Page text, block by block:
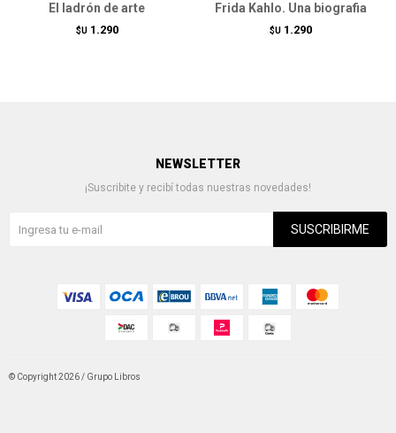
El ladrón de arte
$U 1.290
Frida Kahlo. Una biografia
$U 1.290
NEWSLETTER
¡Suscribite y recibí todas nuestras novedades!
SUSCRIBIRME
© Copyright 2026 / Grupo Libros